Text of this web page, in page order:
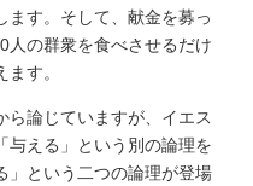
ます。そして、献金を募っ
人の群衆を食べさせるだけ
す。
論じていますが、イエス
与える」という別の論理を
」という二つの論理が登場